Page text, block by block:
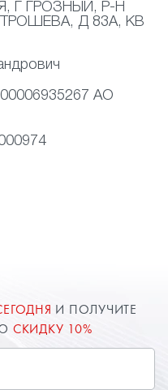
Г ГРОЗНЫЙ, Р-Н
Д 83А, КВ
АО
И ПОЛУЧИТЕ
СКИДКУ 10%